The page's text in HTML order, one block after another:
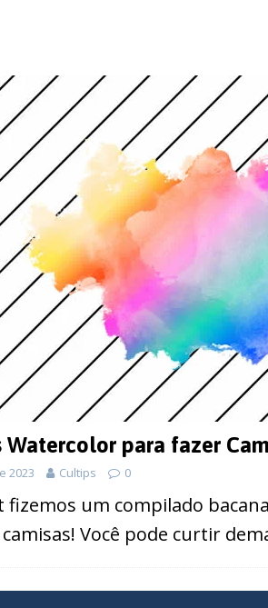
Watercolor para fazer
2023 Cultips 0
fizemos um compilado
Você pode curtir